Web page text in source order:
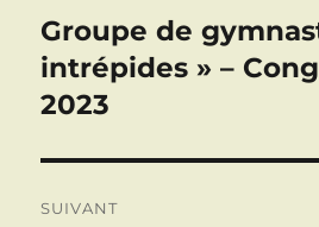
de
l’article
Publication
précédente :
Groupe de
intrépides » –
2023
SUIVANT